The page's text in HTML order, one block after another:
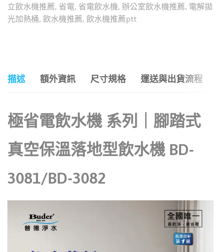
立飲水機推薦, 省電, 省電飲水機, 辦公室飲水機推薦, 電解拋
光加熱桶, 飲水機推薦, 飲水機推薦ptt
描述 額外資訊 尺寸規格 運送與出貨流程
極省電飲水機 系列｜腳踏式
真空保溫落地型飲水機 BD-
3081/BD-3082